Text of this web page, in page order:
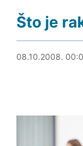
Što je
22.08.2019.
08.10.2008.